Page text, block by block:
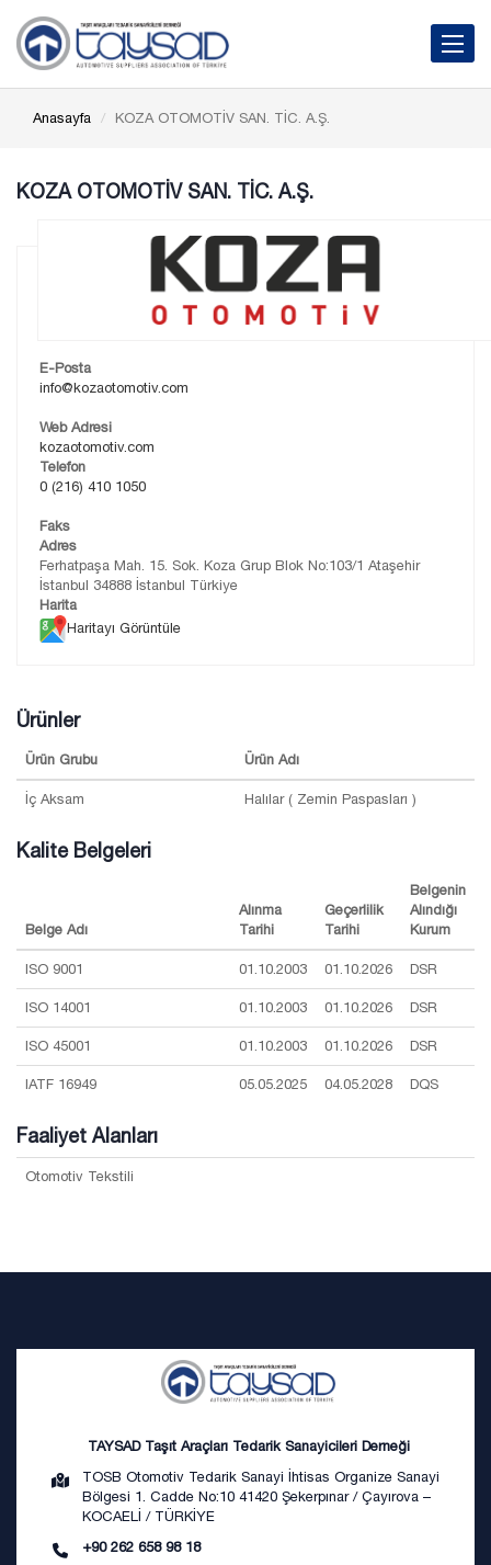
Toggle
Anasayfa KOZA OTOMOTİV SAN. TİC. A.Ş.
KOZA OTOMOTİV SAN. TİC. A.Ş.
E-Posta
info@kozaotomotiv.com
Web Adresi
kozaotomotiv.com
Telefon
0 (216) 410 1050
Faks
Adres
Ferhatpaşa Mah. 15. Sok. Koza Grup Blok No:103/1 Ataşehir
İstanbul 34888 İstanbul Türkiye
Harita
Haritayı Görüntüle
Ürünler
Ürün Grubu Ürün Adı
İç Aksam Halılar ( Zemin Paspasları )
Kalite Belgeleri
Belge Adı
Alınma
Tarihi
Geçerlilik
Tarihi
Belgenin
Alındığı
Kurum
ISO 9001 01.10.2003 01.10.2026 DSR
ISO 14001 01.10.2003 01.10.2026 DSR
ISO 45001 01.10.2003 01.10.2026 DSR
IATF 16949 05.05.2025 04.05.2028 DQS
Faaliyet Alanları
Otomotiv Tekstili
TAYSAD Taşıt Araçları Tedarik Sanayicileri Derneği
TOSB Otomotiv Tedarik Sanayi İhtisas Organize Sanayi
Bölgesi 1. Cadde No:10 41420 Şekerpınar / Çayırova –
KOCAELİ / TÜRKİYE
+90 262 658 98 18